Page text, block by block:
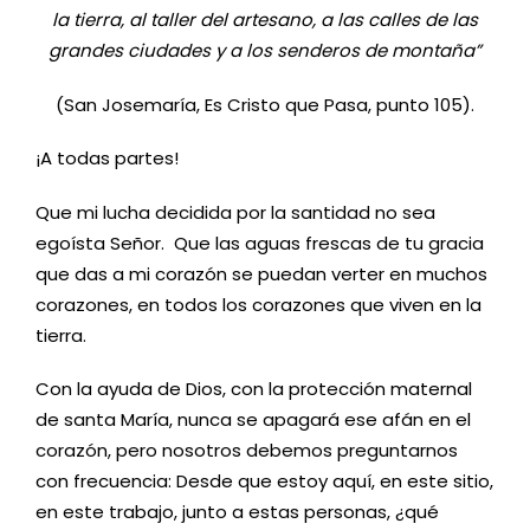
la tierra, al taller del artesano, a las calles de las
grandes ciudades y a los senderos de montaña”
(San Josemaría, Es Cristo que Pasa, punto 105).
¡A todas partes!
Que mi lucha decidida por la santidad no sea
egoísta Señor. Que las aguas frescas de tu gracia
que das a mi corazón se puedan verter en muchos
corazones, en todos los corazones que viven en la
tierra.
Con la ayuda de Dios, con la protección maternal
de santa María, nunca se apagará ese afán en el
corazón, pero nosotros debemos preguntarnos
con frecuencia: Desde que estoy aquí, en este sitio,
en este trabajo, junto a estas personas, ¿qué